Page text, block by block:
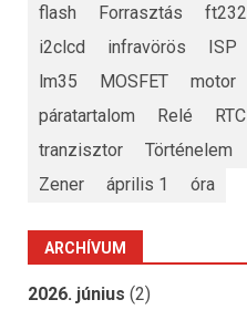
flash
Forrasztás ft232
i2clcd
infravörös ISP
lm35
MOSFET motor
páratartalom
Relé RTC
tranzisztor
Történelem
Zener
április 1 óra
ARCHÍVUM
2026. június (2)